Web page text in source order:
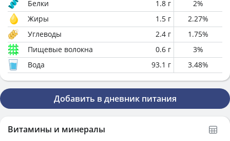
Белки
1.8 г 2%
Жиры
1.5 г 2.27%
Углеводы
2.4 г 1.75%
Пищевые волокна
0.6 г 3%
Вода
93.1 г 3.48%
Добавить в дневник питания
Витамины и минералы